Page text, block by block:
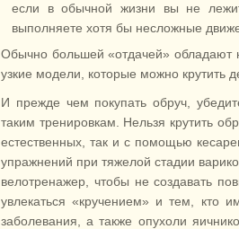
если в обычной жизни вы не
выполняете хотя бы несложные
Обычно большей «отдачей» обладают
узкие модели, которые можно крутить
И прежде чем покупать обруч,
таким тренировкам. Нельзя крутить
естественных, так и с помощью
упражнений при тяжелой стадии
велотренажер, чтобы не создавать
увлекаться «кручением» и тем, кто
заболевания, а также опухоли